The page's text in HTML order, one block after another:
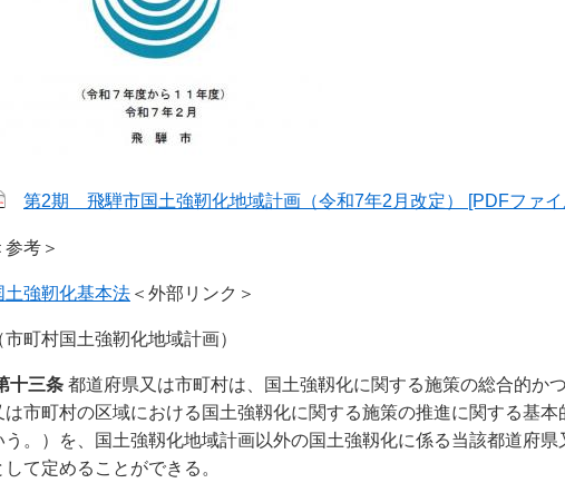
第2期 飛騨市国土強靭化地域計画（令和7年2月改定） [PDFファイ
参考＞
土強靭化基本法 ＜外部リンク＞
市町村国土強靭化地域計画）
十三条 都道府県又は市町村は、国土強靱化に関する施策の総合的か
は市町村の区域における国土強靱化に関する施策の推進に関する基
う。）を、国土強靱化地域計画以外の国土強靱化に係る当該都道府
して定めることができる。